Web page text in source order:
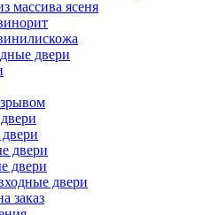
массива ясеня
двери
двери
двери
двери
заказ